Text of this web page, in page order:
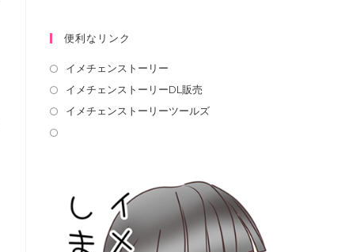
便利なリンク
イメチェンストーリー
イメチェンストーリーDL販売
イメチェンストーリーツールズ